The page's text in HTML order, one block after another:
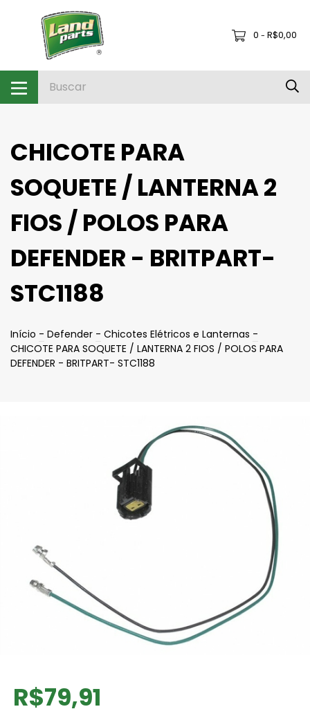
0 - R$0,00
CHICOTE PARA
SOQUETE / LANTERNA 2
FIOS / POLOS PARA
DEFENDER - BRITPART-
STC1188
Início - Defender - Chicotes Elétricos e Lanternas -
CHICOTE PARA SOQUETE / LANTERNA 2 FIOS / POLOS PARA
DEFENDER - BRITPART- STC1188
R$79,91